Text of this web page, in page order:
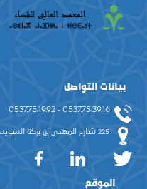
بيانات التواصل
0537.75.39.16 - 0537.75.19.92
225 شارع المهدي بن بركة السويسي - الرباط - المغرب
الموقع